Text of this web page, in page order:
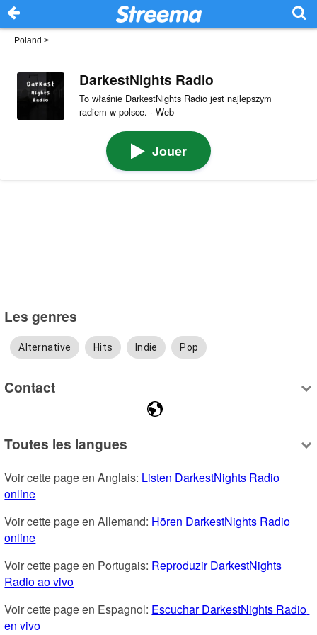
Poland >
DarkestNights Radio
To właśnie DarkestNights Radio jest najlepszym
radiem w polsce. · Web
Jouer
Les genres
Alternative Hits Indie Pop
Contact
Toutes les langues
Voir cette page en Anglais: Listen DarkestNights Radio
online
Voir cette page en Allemand: Hören DarkestNights Radio
online
Voir cette page en Portugais: Reproduzir DarkestNights
Radio ao vivo
Voir cette page en Espagnol: Escuchar DarkestNights Radio
en vivo